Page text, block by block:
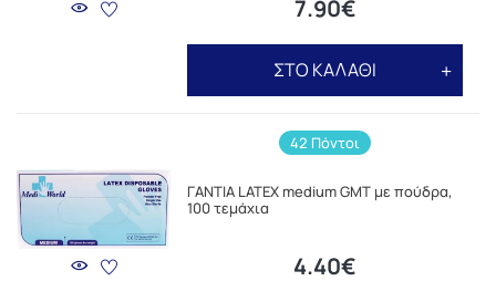
7.90€
ΣΤΟ ΚΑΛΑΘΙ
42 Πόντοι
ΓΑΝΤΙΑ LATEX medium GMT με πούδρα,
100 τεμάχια
4.40€